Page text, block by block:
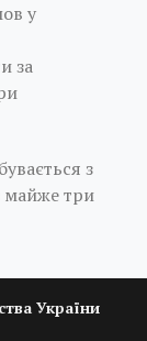
у
за
з
майже три
України